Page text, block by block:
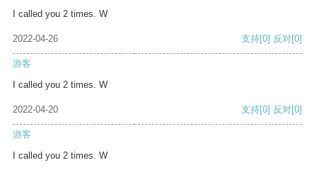
I called you 2 times. W
2022-04-26 支持[0] 反对[0]
游客
I called you 2 times. W
2022-04-20 支持[0] 反对[0]
游客
I called you 2 times. W